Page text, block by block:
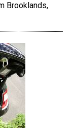
Brooklands,